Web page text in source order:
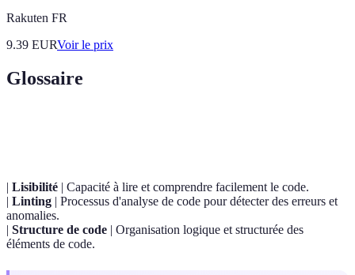
Rakuten FR
9.39 EURVoir le prix
Glossaire
| Lisibilité | Capacité à lire et comprendre facilement le code.
| Linting | Processus d'analyse de code pour détecter des erreurs et
anomalies.
| Structure de code | Organisation logique et structurée des
éléments de code.